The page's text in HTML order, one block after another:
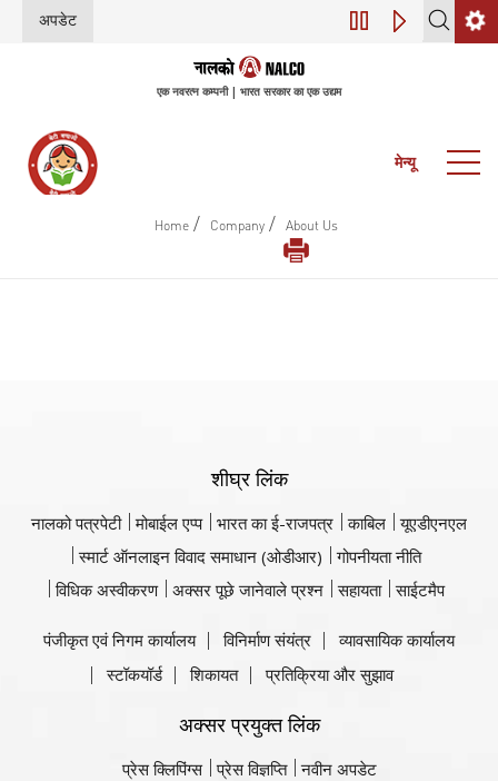
अपडेट डिजिटल परिवर्तन
एक नवरत्न कम्पनी | भारत सरकार का एक उद्यम
मेन्यू
Home / Company / About Us
शीघ्र लिंक
नालको पत्रपेटी मोबाईल एप्प भारत का ई-राजपत्र काबिल
यूएडीएनएल
स्मार्ट ऑनलाइन विवाद समाधान (ओडीआर)
गोपनीयता नीति
विधिक अस्वीकरण
अक्सर पूछे जानेवाले प्रश्न सहायता साईटमैप
पंजीकृत एवं निगम कार्यालय विनिर्माण संयंत्र
व्यावसायिक कार्यालय
स्टॉकयॉर्ड
शिकायत प्रतिक्रिया और सुझाव
अक्सर प्रयुक्त लिंक
प्रेस क्लिपिंग्स प्रेस विज्ञप्ति नवीन अपडेट